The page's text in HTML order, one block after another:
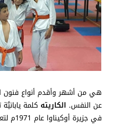
هي من أشهر وأقدم أنواع فنون
عن النفس. الكاريته كلمة
في جزيرة أوكيناوا عام 1971م لتعبّر عن الدفاع عن النفس